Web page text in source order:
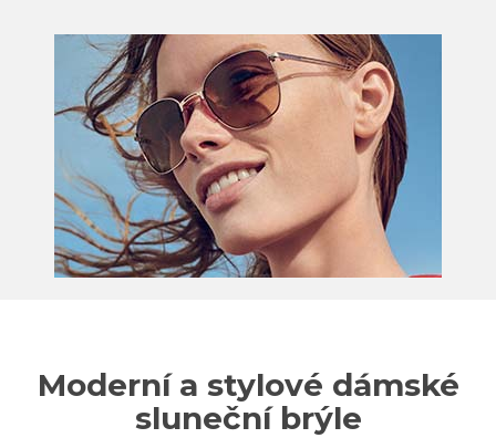
Moderní a stylové dámské
sluneční brýle